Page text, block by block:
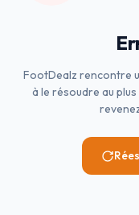
FootDealz rencontre
à le résoudre au